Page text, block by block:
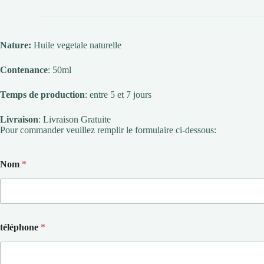
Nature: Huile vegetale naturelle
Contenance: 50ml
Temps de production: entre 5 et 7 jours
Livraison: Livraison Gratuite
Pour commander veuillez remplir le formulaire ci-dessous:
Nom *
téléphone *